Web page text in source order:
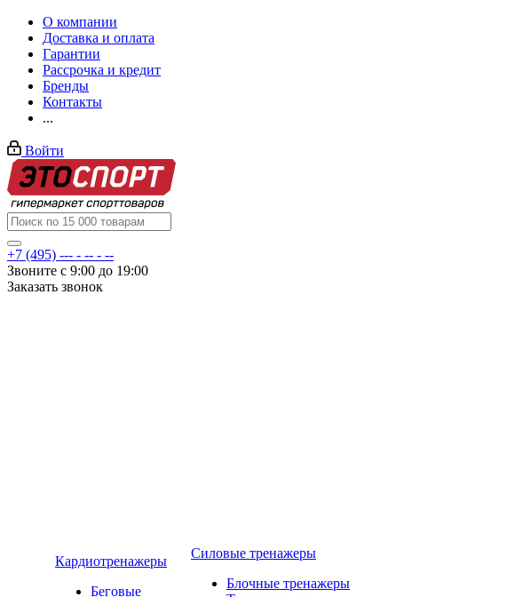
О компании
Доставка и оплата
Гарантии
Рассрочка и кредит
Бренды
Контакты
...
Войти
+7 (495) --- - -- - --
Звоните с 9:00 до 19:00
Заказать звонок
Кардиотренажеры
Беговые
Силовые тренажеры
Блочные тренажеры